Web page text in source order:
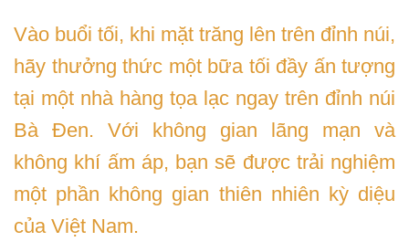
Vào buổi tối, khi mặt trăng lên trên đỉnh núi,
hãy thưởng thức một bữa tối đầy ấn tượng
tại một nhà hàng tọa lạc ngay trên đỉnh núi
Bà Đen. Với không gian lãng mạn và
không khí ấm áp, bạn sẽ được trải nghiệm
một phần không gian thiên nhiên kỳ diệu
của Việt Nam.